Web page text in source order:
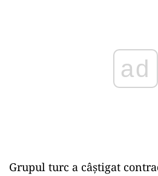
Grupul turc a câștigat